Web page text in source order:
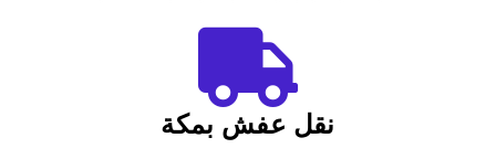
نقل عفش بمكة